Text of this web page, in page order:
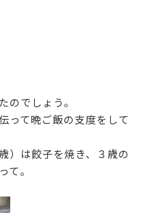
のでしょう。
って晩ご飯の支度をして
）は餃子を焼き、３歳の
て。